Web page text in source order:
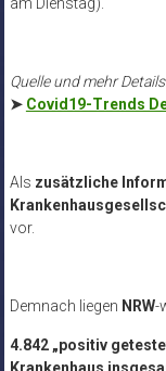
Quelle und mehr
➤ Covid19-Trends
Als zusätzliche
vor.
Demnach liegen NRW-
4.842 „positiv